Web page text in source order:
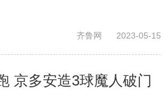
齐鲁网 2023-05-15
京多安造3球魔人破门